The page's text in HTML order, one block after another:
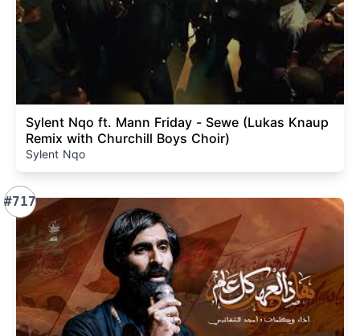
Sylent Nqo ft. Mann Friday - Sewe (Lukas Knaup
Remix with Churchill Boys Choir)
Sylent Nqo
#717